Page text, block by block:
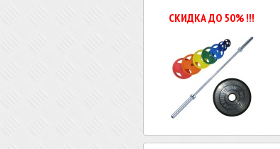
СКИДКА ДО 50% !!!